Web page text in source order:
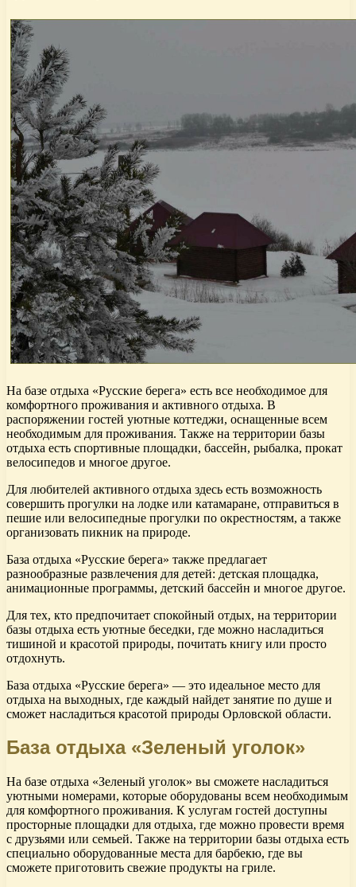
На базе отдыха «Русские берега» есть все необходимое для
комфортного проживания и активного отдыха. В
распоряжении гостей уютные коттеджи, оснащенные всем
необходимым для проживания. Также на территории базы
отдыха есть спортивные площадки, бассейн, рыбалка, прокат
велосипедов и многое другое.
Для любителей активного отдыха здесь есть возможность
совершить прогулки на лодке или катамаране, отправиться в
пешие или велосипедные прогулки по окрестностям, а также
организовать пикник на природе.
База отдыха «Русские берега» также предлагает
разнообразные развлечения для детей: детская площадка,
анимационные программы, детский бассейн и многое другое.
Для тех, кто предпочитает спокойный отдых, на территории
базы отдыха есть уютные беседки, где можно насладиться
тишиной и красотой природы, почитать книгу или просто
отдохнуть.
База отдыха «Русские берега» — это идеальное место для
отдыха на выходных, где каждый найдет занятие по душе и
сможет насладиться красотой природы Орловской области.
База отдыха «Зеленый уголок»
На базе отдыха «Зеленый уголок» вы сможете насладиться
уютными номерами, которые оборудованы всем необходимым
для комфортного проживания. К услугам гостей доступны
просторные площадки для отдыха, где можно провести время
с друзьями или семьей. Также на территории базы отдыха есть
специально оборудованные места для барбекю, где вы
сможете приготовить свежие продукты на гриле.